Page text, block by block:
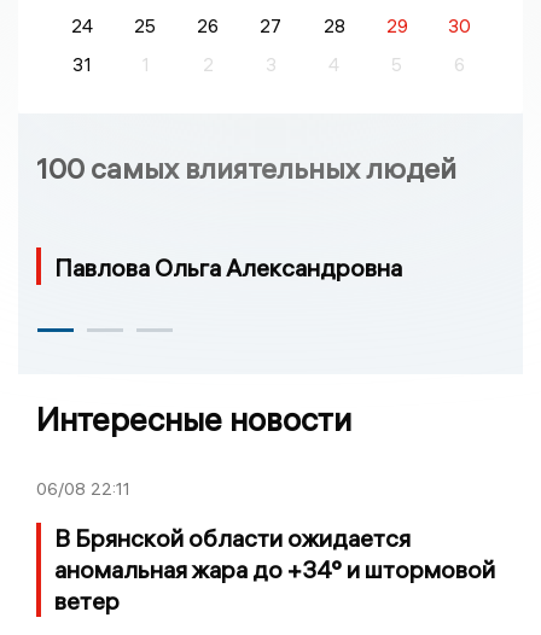
24
25 26 27 28 29
30
31
1 2 3 4 5 6
100 самых влиятельных людей
Павлова Ольга Александровна
Интересные новости
06/08 22:11
В Брянской области ожидается
аномальная жара до +34° и штормовой
ветер